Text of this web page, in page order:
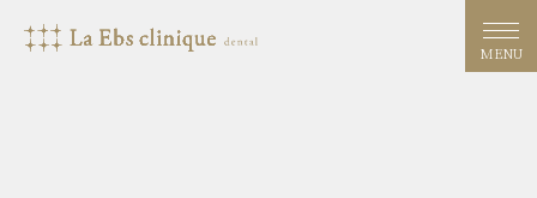
MENU